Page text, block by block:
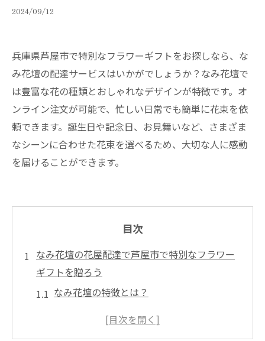
2024/09/12
兵庫県芦屋市で特別なフラワーギフトをお探しなら、な
み花壇の配達サービスはいかがでしょうか？なみ花壇で
は豊富な花の種類とおしゃれなデザインが特徴です。オ
ンライン注文が可能で、忙しい日常でも簡単に花束を依
頼できます。誕生日や記念日、お見舞いなど、さまざま
なシーンに合わせた花束を選べるため、大切な人に感動
を届けることができます。
目次
なみ花壇の花屋配達で芦屋市で特別なフラワー
ギフトを贈ろう
なみ花壇の特徴とは？
芦屋市内へのスピーディーな配達